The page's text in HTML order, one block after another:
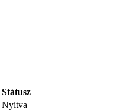
Státusz
Nyitva